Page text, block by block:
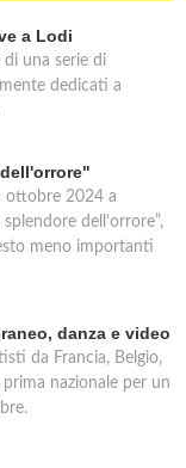
a Lodi
di una serie di
dedicati a
ottobre 2024 a
dell’orrore”,
meno importanti
danza e video
da Francia, Belgio,
nazionale per un